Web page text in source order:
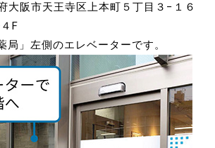
大阪市天王寺区上本町５丁目３−１６
F
局」左側のエレベーターです。